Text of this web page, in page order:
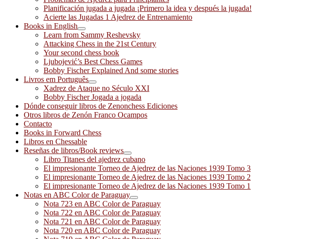
Planificación jugada a jugada ¡Primero la idea y después la jugada!
Acierte las Jugadas 1 Ajedrez de Entrenamiento
Books in English
Learn from Sammy Reshevsky
Attacking Chess in the 21st Century
Your second chess book
Ljubojević’s Best Chess Games
Bobby Fischer Explained And some stories
Livros em Português
Xadrez de Ataque no Século XXI
Bobby Fischer Jogada a jogada
Dónde conseguir libros de Zenonchess Ediciones
Otros libros de Zenón Franco Ocampos
Contacto
Books in Forward Chess
Libros en Chessable
Reseñas de libros/Book reviews
Libro Titanes del ajedrez cubano
El impresionante Torneo de Ajedrez de las Naciones 1939 Tomo 3
El impresionante Torneo de Ajedrez de las Naciones 1939 Tomo 2
El impresionante Torneo de Ajedrez de las Naciones 1939 Tomo 1
Notas en ABC Color de Paraguay
Nota 723 en ABC Color de Paraguay
Nota 722 en ABC Color de Paraguay
Nota 721 en ABC Color de Paraguay
Nota 720 en ABC Color de Paraguay